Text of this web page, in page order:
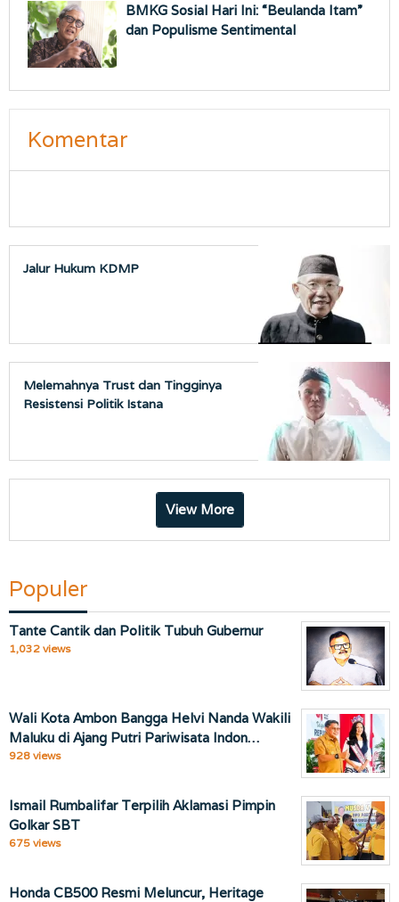
BMKG Sosial Hari Ini: “Beulanda Itam”
dan Populisme Sentimental
Komentar
Jalur Hukum KDMP
Melemahnya Trust dan Tingginya
Resistensi Politik Istana
View More
Populer
Tante Cantik dan Politik Tubuh Gubernur
1,032 views
Wali Kota Ambon Bangga Helvi Nanda Wakili
Maluku di Ajang Putri Pariwisata Indon…
928 views
Ismail Rumbalifar Terpilih Aklamasi Pimpin
Golkar SBT
675 views
Honda CB500 Resmi Meluncur, Heritage